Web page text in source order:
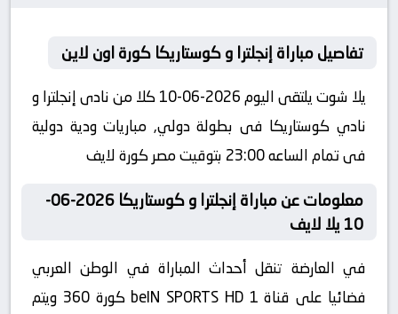
تفاصيل مباراة إنجلترا و كوستاريكا كورة اون لاين
يلا شوت يلتقى اليوم 2026-06-10 كلا من نادى إنجلترا و
نادي كوستاريكا فى بطولة دولي, مباريات ودية دولية
فى تمام الساعه 23:00 بتوقيت مصر كورة لايف
معلومات عن مباراة إنجلترا و كوستاريكا 2026-06-
10 يلا لايف
في العارضة تنقل أحداث المباراة في الوطن العربي
فضائيا على قناة beIN SPORTS HD 1 كورة 360 ويتم